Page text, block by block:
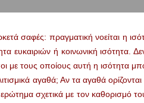
σαφές: πραγματική νοείται η
ευκαιριών ή κοινωνική ισότητα.
με τους οποίους αυτή η ισότητα
αγαθά; Αν τα αγαθά
σχετικά με τον καθορισμό